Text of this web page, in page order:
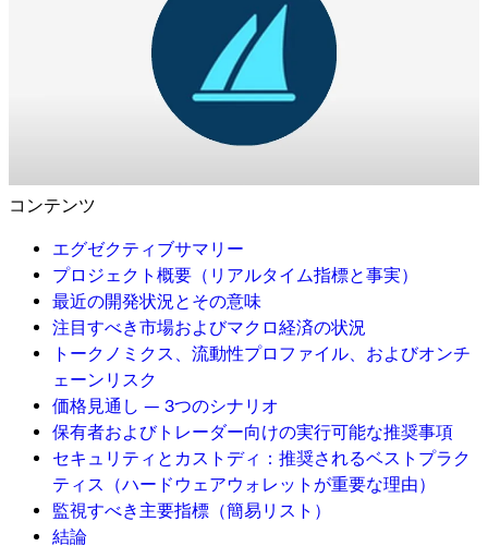
コンテンツ
エグゼクティブサマリー
プロジェクト概要（リアルタイム指標と事実）
最近の開発状況とその意味
注目すべき市場およびマクロ経済の状況
トークノミクス、流動性プロファイル、およびオンチ
ェーンリスク
価格見通し — 3つのシナリオ
保有者およびトレーダー向けの実行可能な推奨事項
セキュリティとカストディ：推奨されるベストプラク
ティス（ハードウェアウォレットが重要な理由）
監視すべき主要指標（簡易リスト）
結論